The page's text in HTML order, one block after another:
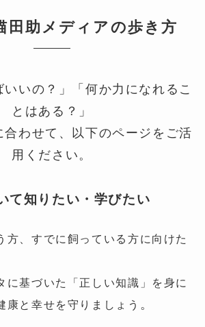
田助メディアの歩き方
いいの？」「何か力になれるこ
とはある？」
合わせて、以下のページをご活
用ください。
て知りたい・学びたい
方、すでに飼っている方に向けた
に基づいた「正しい知識」を身に
康と幸せを守りましょう 。